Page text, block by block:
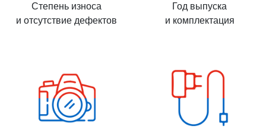
Степень износа
и отсутствие дефектов
Год выпуска
и комплектация